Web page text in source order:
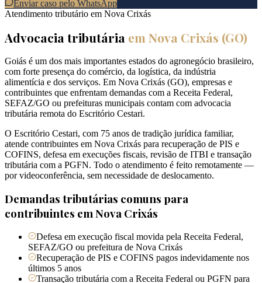
Enviar caso pelo WhatsApp
Atendimento tributário em Nova Crixás
Advocacia tributária em Nova Crixás (GO)
Goiás é um dos mais importantes estados do agronegócio brasileiro,
com forte presença do comércio, da logística, da indústria
alimentícia e dos serviços. Em Nova Crixás (GO), empresas e
contribuintes que enfrentam demandas com a Receita Federal,
SEFAZ/GO ou prefeituras municipais contam com advocacia
tributária remota do Escritório Cestari.
O Escritório Cestari, com 75 anos de tradição jurídica familiar,
atende contribuintes em Nova Crixás para recuperação de PIS e
COFINS, defesa em execuções fiscais, revisão de ITBI e transação
tributária com a PGFN. Todo o atendimento é feito remotamente —
por videoconferência, sem necessidade de deslocamento.
Demandas tributárias comuns para
contribuintes emNova Crixás
Defesa em execução fiscal movida pela Receita Federal,
SEFAZ/GO ou prefeitura de Nova Crixás
Recuperação de PIS e COFINS pagos indevidamente nos
últimos 5 anos
Transação tributária com a Receita Federal ou PGFN para